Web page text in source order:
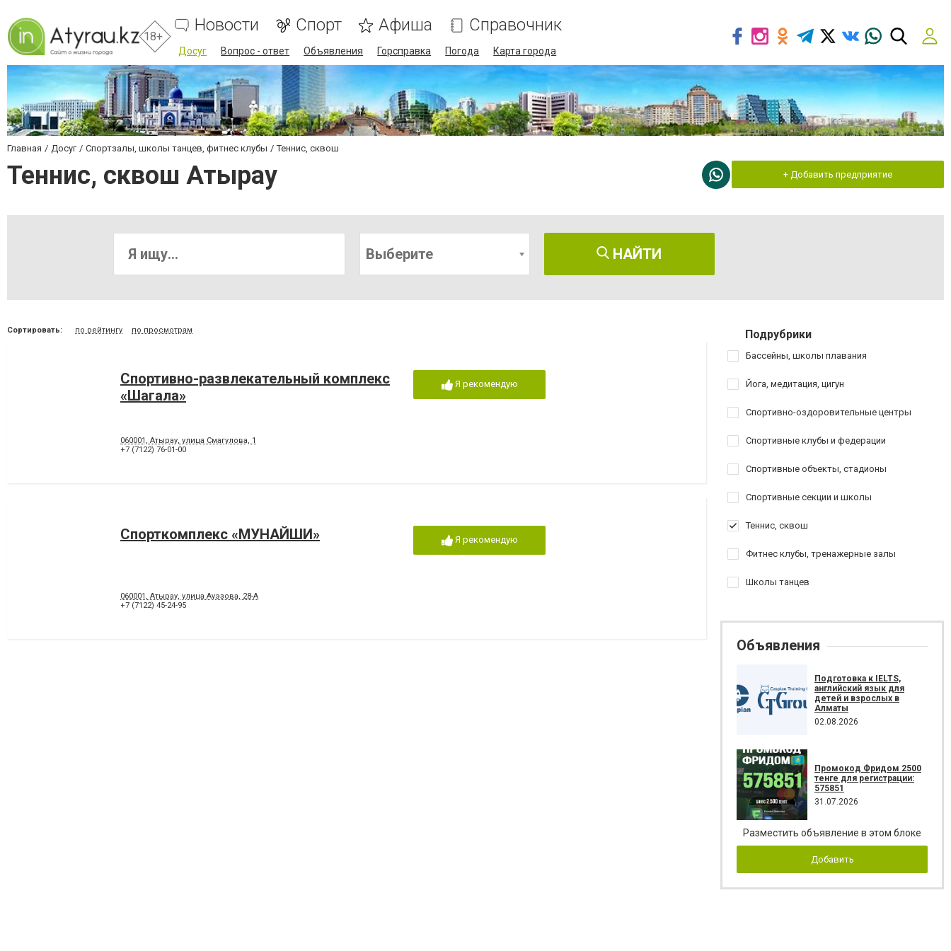
18+
Новости Спорт Афиша Справочник
Досуг Вопрос - ответ Объявления Горсправка Погода Карта города
Главная Досуг Спортзалы, школы танцев, фитнес клубы Теннис, сквош
Теннис, сквош Атырау + Добавить предприятие
Выберите НАЙТИ
Сортировать: по рейтингу по просмотрам
Спортивно-развлекательный комплекс
«Шагала»
060001, Атырау, улица Смагулова, 1
+7 (7122) 76-01-00
Я рекомендую
Спорткомплекс «МУНАЙШИ»
060001, Атырау, улица Ауэзова, 28-А
+7 (7122) 45-24-95
Я рекомендую
Подрубрики
Бассейны, школы плавания
Йога, медитация, цигун
Спортивно-оздоровительные центры
Спортивные клубы и федерации
Спортивные объекты, стадионы
Спортивные секции и школы
Теннис, сквош
Фитнес клубы, тренажерные залы
Школы танцев
Объявления
Подготовка к IELTS,
английский язык для
детей и взрослых в
Алматы
02.08.2026
Промокод Фридом 2500
тенге для регистрации:
575851
31.07.2026
Разместить объявление в этом блоке
Добавить